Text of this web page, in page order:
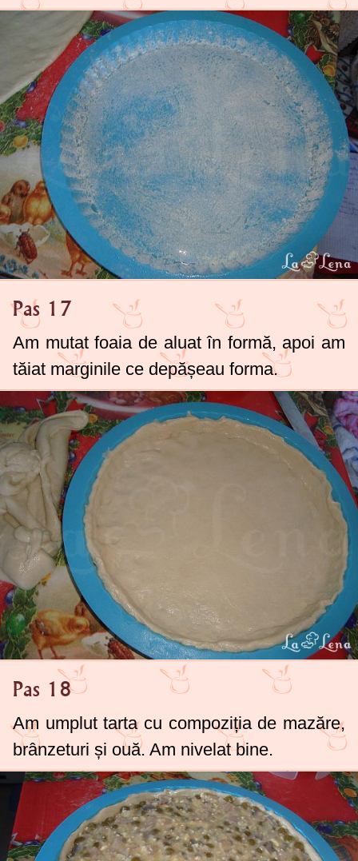
Pas 17
Am mutat foaia de aluat în formă, apoi am
tăiat marginile ce depășeau forma.
Pas 18
Am umplut tarta cu compoziția de mazăre,
brânzeturi și ouă. Am nivelat bine.